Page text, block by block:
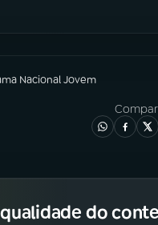
Nacional Jovem
do